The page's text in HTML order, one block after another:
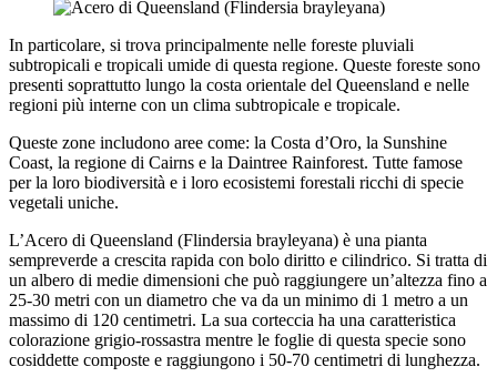
In particolare, si trova principalmente nelle foreste pluviali
subtropicali e tropicali umide di questa regione. Queste foreste sono
presenti soprattutto lungo la costa orientale del Queensland e nelle
regioni più interne con un clima subtropicale e tropicale.
Queste zone includono aree come: la Costa d’Oro, la Sunshine
Coast, la regione di Cairns e la Daintree Rainforest. Tutte famose
per la loro biodiversità e i loro ecosistemi forestali ricchi di specie
vegetali uniche.
L’Acero di Queensland (Flindersia brayleyana) è una pianta
sempreverde a crescita rapida con bolo diritto e cilindrico. Si tratta di
un albero di medie dimensioni che può raggiungere un’altezza fino a
25-30 metri con un diametro che va da un minimo di 1 metro a un
massimo di 120 centimetri. La sua corteccia ha una caratteristica
colorazione grigio-rossastra mentre le foglie di questa specie sono
cosiddette composte e raggiungono i 50-70 centimetri di lunghezza.